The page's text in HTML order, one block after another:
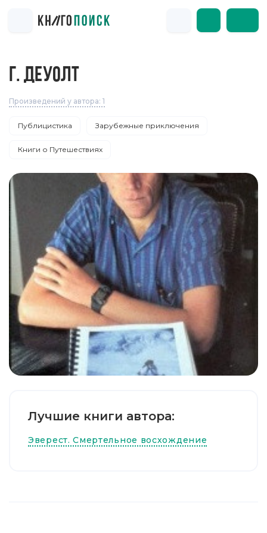
Г. ДЕУОЛТ
Произведений у автора: 1
Публицистика Зарубежные приключения
Книги о Путешествиях
Лучшие книги автора:
Эверест. Смертельное восхождение